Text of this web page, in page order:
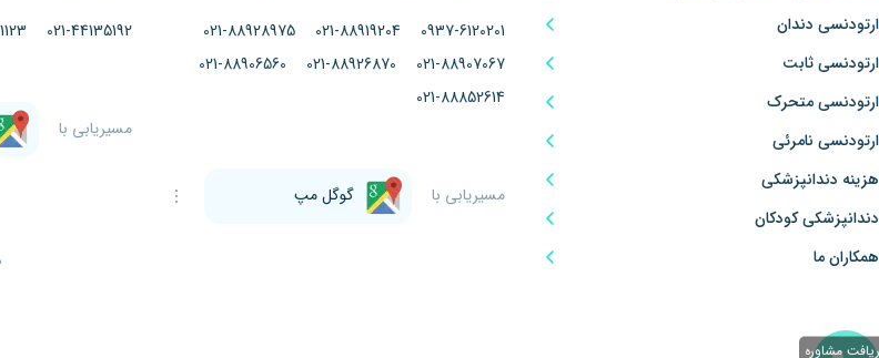
مشاوره
ارتودنسی دندان
ارتودنسی ثابت
ارتودنسی متحرک
ارتودنسی نامرئی
هزینه دندانپزشکی
دندانپزشکی کودکان
همکاران ما
0937-6120201
021-88919204
021-88928975
021-88907067
021-88926870
021-88906560
021-88852614
مسیریابی با گوگل مپ
021-44135192
مسیریابی با